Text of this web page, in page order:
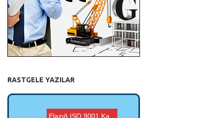
RASTGELE YAZILAR